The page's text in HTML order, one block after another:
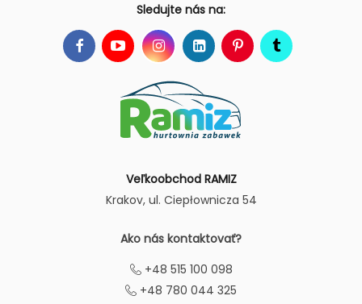
Sledujte nás na:
Veľkoobchod RAMIZ
Krakov, ul. Ciepłownicza 54
Ako nás kontaktovať?
+48 515 100 098
+48 780 044 325